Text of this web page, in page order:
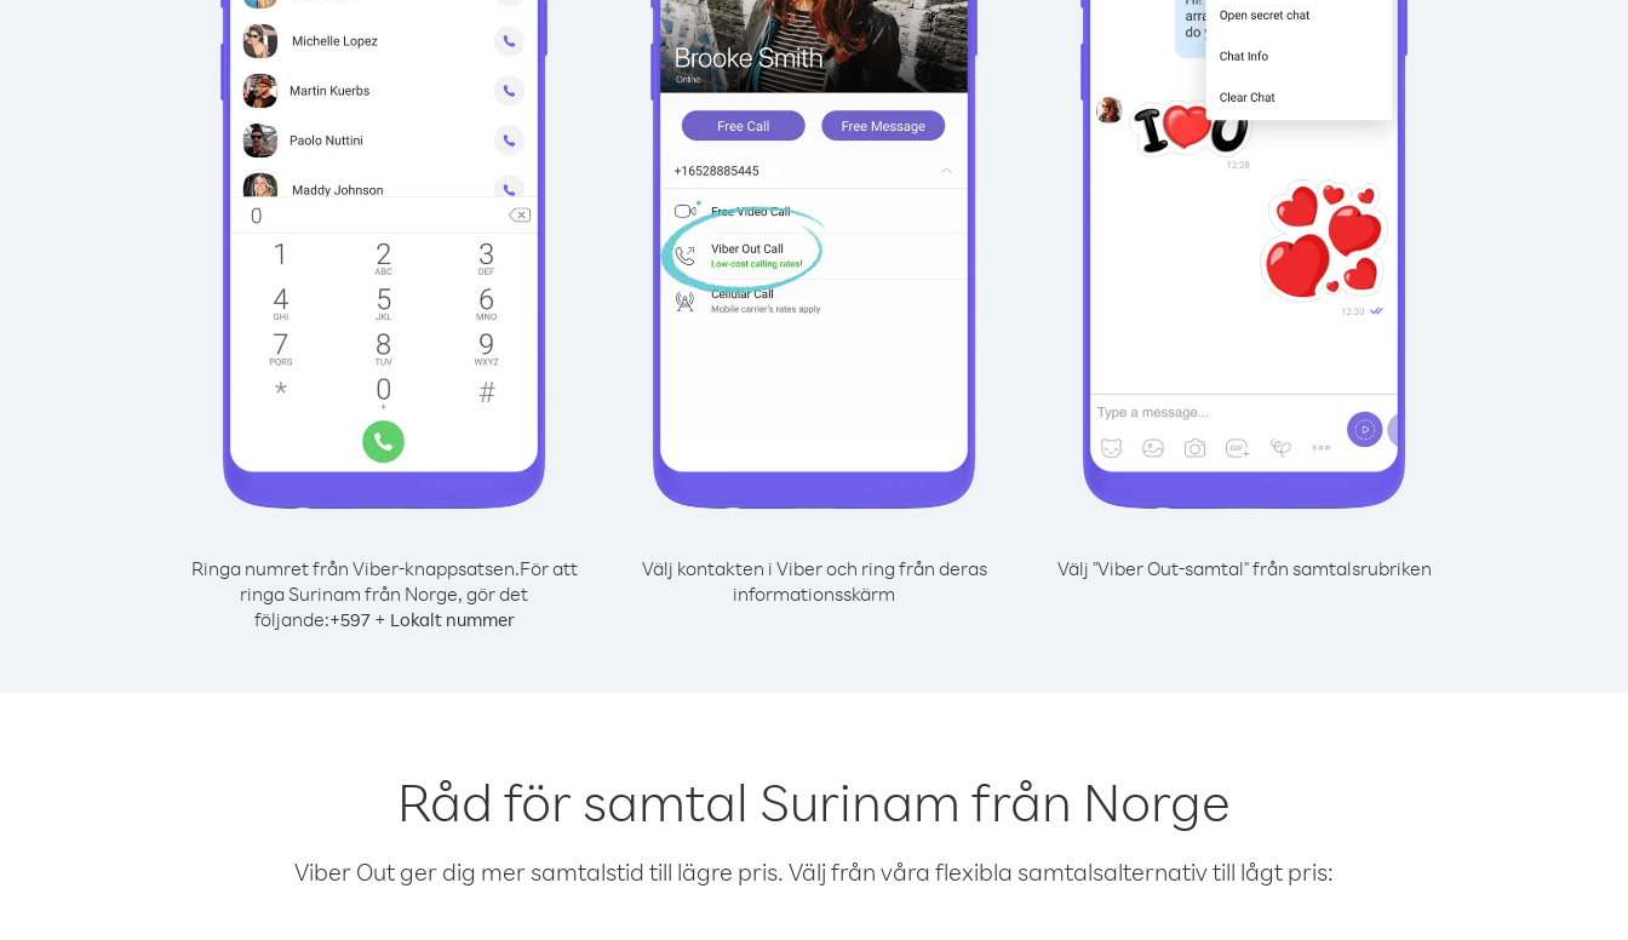
Ringa numret från Viber-knappsatsen.För att
ringa Surinam från Norge, gör det
följande:+597+ Lokalt nummer
Välj kontakten i Viber och ring från deras
informationsskärm
Välj "Viber Out-samtal" från samtalsrubriken
Råd för samtal Surinam från Norge
Viber Out ger dig mer samtalstid till lägre pris. Välj från våra flexibla samtalsalternativ till lågt pris: